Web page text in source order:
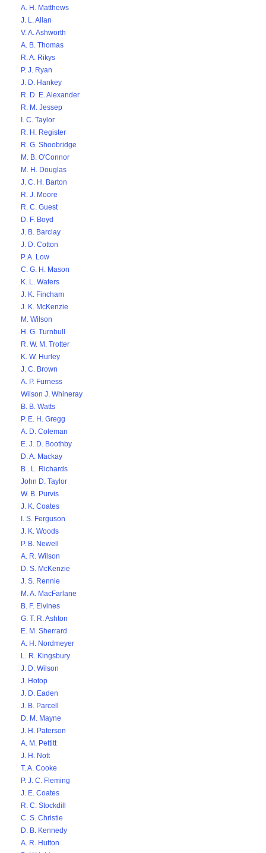
A. H. Matthews
J. L. Allan
V. A. Ashworth
A. B. Thomas
R. A. Rikys
P. J. Ryan
J. D. Hankey
R. D. E. Alexander
R. M. Jessep
I. C. Taylor
R. H. Register
R. G. Shoobridge
M. B. O'Connor
M. H. Douglas
J. C. H. Barton
R. J. Moore
R. C. Guest
D. F. Boyd
J. B. Barclay
J. D. Cotton
P. A. Low
C. G. H. Mason
K. L. Waters
J. K. Fincham
J. K. McKenzie
M. Wilson
H. G. Turnbull
R. W. M. Trotter
K. W. Hurley
J. C. Brown
A. P. Furness
Wilson J. Whineray
B. B. Watts
P. E. H. Gregg
A. D. Coleman
E. J. D. Boothby
D. A. Mackay
B . L. Richards
John D. Taylor
W. B. Purvis
J. K. Coates
I. S. Ferguson
J. K. Woods
P. B. Newell
A. R. Wilson
D. S. McKenzie
J. S. Rennie
M. A. MacFarlane
B. F. Elvines
G. T. R. Ashton
E. M. Sherrard
A. H. Nordmeyer
L. R. Kingsbury
J. D. Wilson
J. Hotop
J. D. Eaden
J. B. Parcell
D. M. Mayne
J. H. Paterson
A. M. Pettitt
J. H. Nott
T. A. Cooke
P. J. C. Fleming
J. E. Coates
R. C. Stockdill
C. S. Christie
D. B. Kennedy
A. R. Hutton